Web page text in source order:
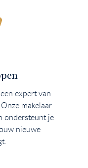
expert van
makelaar
ondersteunt je
nieuwe